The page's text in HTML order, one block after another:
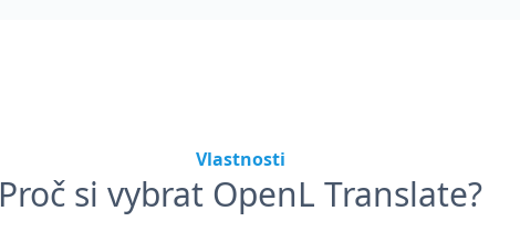
Vlastnosti
Proč si vybrat OpenL Translate?